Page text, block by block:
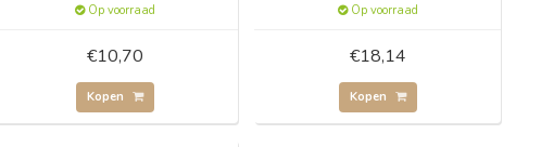
Op voorraad
€10,70
Kopen
Op voorraad
€18,14
Kopen